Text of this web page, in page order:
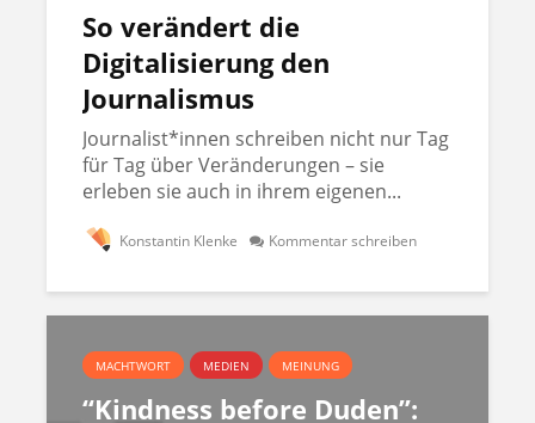
So verändert die
Digitalisierung den
Journalismus
Journalist*innen schreiben nicht nur Tag
für Tag über Veränderungen – sie
erleben sie auch in ihrem eigenen...
Konstantin Klenke Kommentar schreiben
MACHTWORT MEDIEN MEINUNG
“Kindness before Duden”: